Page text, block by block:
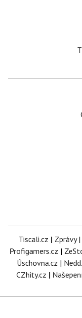
Tiscali.cz | Zprávy|
Profigamers.cz |
Úschovna.cz |
CZhity.cz |